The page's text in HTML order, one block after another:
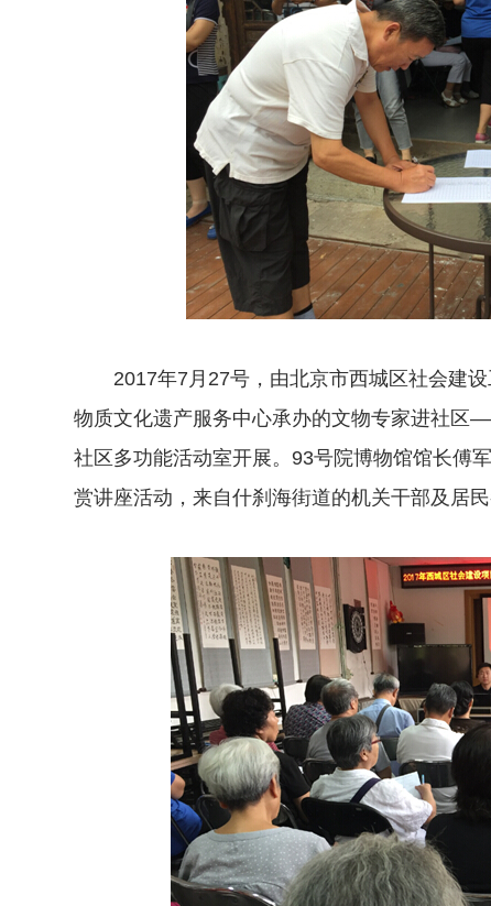
2017年7月27号，由北京市西城区社会建设
物质文化遗产服务中心承办的文物专家进社
社区多功能活动室开展。93号院博物馆馆长傅
赏讲座活动，来自什刹海街道的机关干部及居民